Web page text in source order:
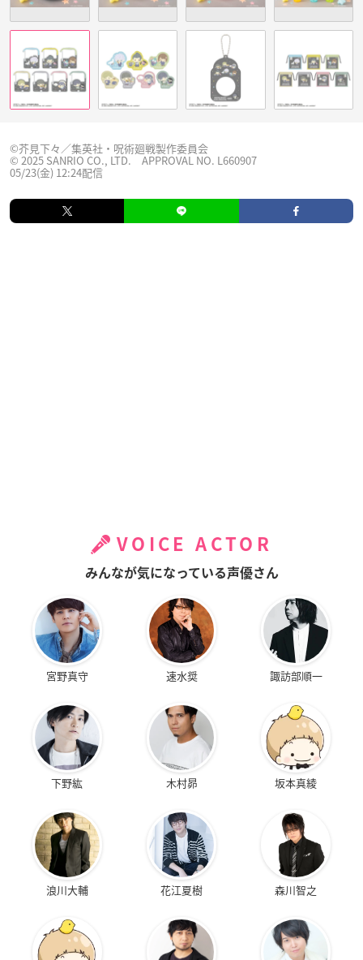
©芥見下々／集英社・呪術廻戦製作委員会
© 2025 SANRIO CO., LTD. APPROVAL NO. L660907
05/23(金) 12:24配信
VOICE ACTOR
みんなが気になっている声優さん
宮野真守 速水奨 諏訪部順一
下野紘 木村昴 坂本真綾
浪川大輔 花江夏樹 森川智之